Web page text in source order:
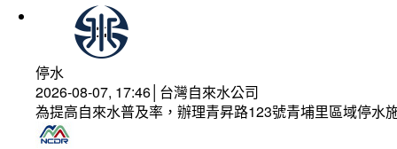
停水
2026-08-07, 17:46│台灣自來水公司
為提高自來水普及率，辦理青昇路123號青埔里區域停水